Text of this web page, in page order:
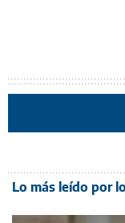
Lo más leído por